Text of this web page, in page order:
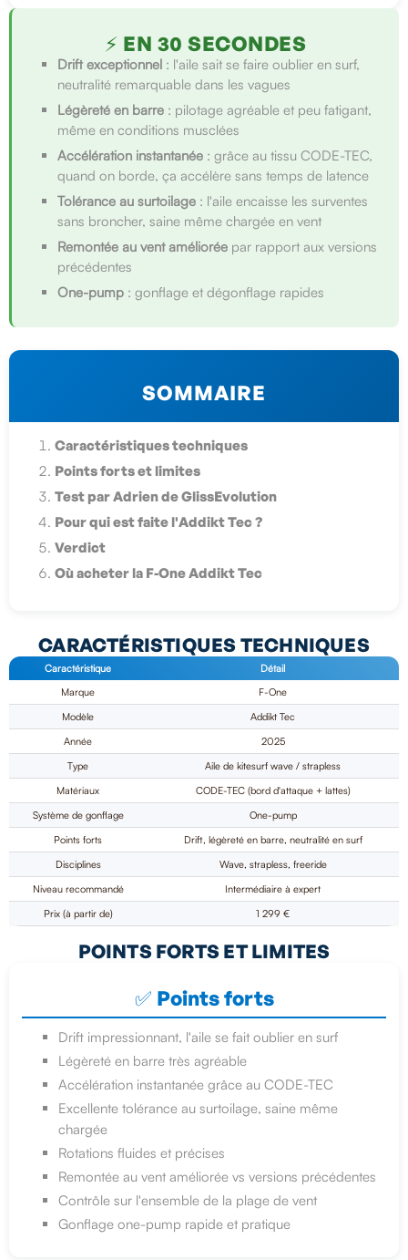
⚡ EN 30 SECONDES
Drift exceptionnel : l'aile sait se faire oublier en surf,
neutralité remarquable dans les vagues
Légèreté en barre : pilotage agréable et peu fatigant,
même en conditions musclées
Accélération instantanée : grâce au tissu CODE-TEC,
quand on borde, ça accélère sans temps de latence
Tolérance au surtoilage : l'aile encaisse les surventes
sans broncher, saine même chargée en vent
Remontée au vent améliorée par rapport aux versions
précédentes
One-pump : gonflage et dégonflage rapides
SOMMAIRE
Caractéristiques techniques
Points forts et limites
Test par Adrien de GlissEvolution
Pour qui est faite l'Addikt Tec ?
Verdict
Où acheter la F-One Addikt Tec
CARACTÉRISTIQUES TECHNIQUES
Caractéristique
Détail
Marque
F-One
Modèle
Addikt Tec
Année
2025
Type
Aile de kitesurf wave / strapless
Matériaux
CODE-TEC (bord d'attaque + lattes)
Système de gonflage
One-pump
Points forts
Drift, légèreté en barre, neutralité en surf
Disciplines
Wave, strapless, freeride
Niveau recommandé
Intermédiaire à expert
Prix (à partir de)
1 299 €
POINTS FORTS ET LIMITES
✅ Points forts
Drift impressionnant, l'aile se fait oublier en surf
Légèreté en barre très agréable
Accélération instantanée grâce au CODE-TEC
Excellente tolérance au surtoilage, saine même
chargée
Rotations fluides et précises
Remontée au vent améliorée vs versions précédentes
Contrôle sur l'ensemble de la plage de vent
Gonflage one-pump rapide et pratique